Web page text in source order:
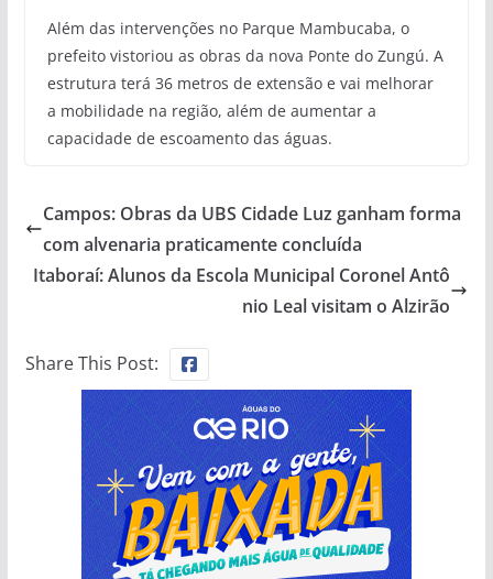
Além das intervenções no Parque Mambucaba, o
prefeito vistoriou as obras da nova Ponte do Zungú. A
estrutura terá 36 metros de extensão e vai melhorar
a mobilidade na região, além de aumentar a
capacidade de escoamento das águas.
Campos: Obras da UBS Cidade Luz ganham forma
com alvenaria praticamente concluída
Itaboraí: Alunos da Escola Municipal Coronel Antô
nio Leal visitam o Alzirão
Share This Post: